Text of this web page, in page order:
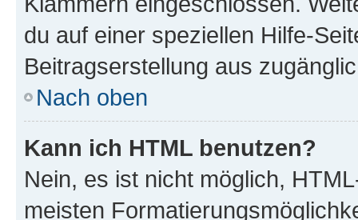
du auf einer speziellen Hilfe-
Beitragserstellung aus
Nach oben
Kann ich HTML benutzen?
Nein, es ist nicht möglich,
meisten